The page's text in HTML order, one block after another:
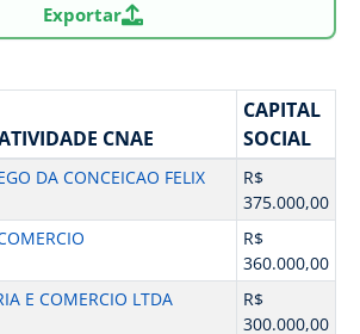
Exportar
CNAE
CAPITAL
SOCIAL
DA CONCEICAO FELIX
R$
375.000,00
R$
360.000,00
E COMERCIO LTDA
R$
300.000,00